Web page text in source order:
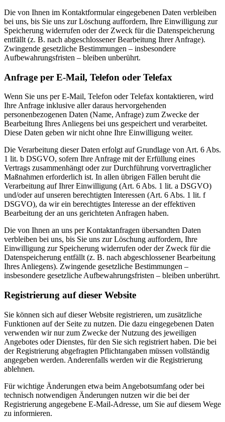
Die von Ihnen im Kontaktformular eingegebenen Daten verbleiben
bei uns, bis Sie uns zur Löschung auffordern, Ihre Einwilligung zur
Speicherung widerrufen oder der Zweck für die Datenspeicherung
entfällt (z. B. nach abgeschlossener Bearbeitung Ihrer Anfrage).
Zwingende gesetzliche Bestimmungen – insbesondere
Aufbewahrungsfristen – bleiben unberührt.
Anfrage per E-Mail, Telefon oder Telefax
Wenn Sie uns per E-Mail, Telefon oder Telefax kontaktieren, wird
Ihre Anfrage inklusive aller daraus hervorgehenden
personenbezogenen Daten (Name, Anfrage) zum Zwecke der
Bearbeitung Ihres Anliegens bei uns gespeichert und verarbeitet.
Diese Daten geben wir nicht ohne Ihre Einwilligung weiter.
Die Verarbeitung dieser Daten erfolgt auf Grundlage von Art. 6 Abs.
1 lit. b DSGVO, sofern Ihre Anfrage mit der Erfüllung eines
Vertrags zusammenhängt oder zur Durchführung vorvertraglicher
Maßnahmen erforderlich ist. In allen übrigen Fällen beruht die
Verarbeitung auf Ihrer Einwilligung (Art. 6 Abs. 1 lit. a DSGVO)
und/oder auf unseren berechtigten Interessen (Art. 6 Abs. 1 lit. f
DSGVO), da wir ein berechtigtes Interesse an der effektiven
Bearbeitung der an uns gerichteten Anfragen haben.
Die von Ihnen an uns per Kontaktanfragen übersandten Daten
verbleiben bei uns, bis Sie uns zur Löschung auffordern, Ihre
Einwilligung zur Speicherung widerrufen oder der Zweck für die
Datenspeicherung entfällt (z. B. nach abgeschlossener Bearbeitung
Ihres Anliegens). Zwingende gesetzliche Bestimmungen –
insbesondere gesetzliche Aufbewahrungsfristen – bleiben unberührt.
Registrierung auf dieser Website
Sie können sich auf dieser Website registrieren, um zusätzliche
Funktionen auf der Seite zu nutzen. Die dazu eingegebenen Daten
verwenden wir nur zum Zwecke der Nutzung des jeweiligen
Angebotes oder Dienstes, für den Sie sich registriert haben. Die bei
der Registrierung abgefragten Pflichtangaben müssen vollständig
angegeben werden. Anderenfalls werden wir die Registrierung
ablehnen.
Für wichtige Änderungen etwa beim Angebotsumfang oder bei
technisch notwendigen Änderungen nutzen wir die bei der
Registrierung angegebene E-Mail-Adresse, um Sie auf diesem Wege
zu informieren.